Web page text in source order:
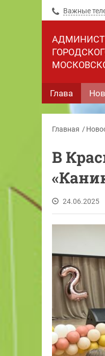
Важные
Глава
Главная
В
24.06.2025